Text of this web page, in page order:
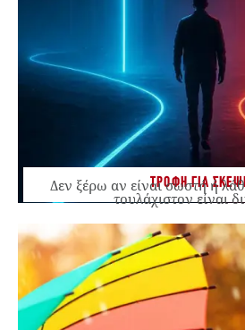
ΤΡΟΦΗ ΓΙΑ
Δεν ξέρω αν είναι σωστή ή
τουλάχιστον είναι